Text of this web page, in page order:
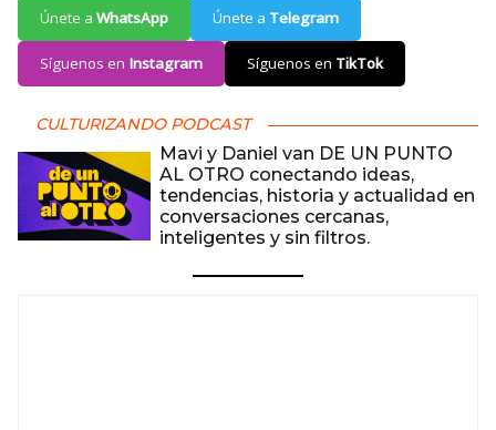
Únete a WhatsApp Únete a Telegram
Síguenos en Instagram Síguenos en TikTok
CULTURIZANDO PODCAST
Mavi y Daniel van DE UN PUNTO
AL OTRO conectando ideas,
tendencias, historia y actualidad en
conversaciones cercanas,
inteligentes y sin filtros.